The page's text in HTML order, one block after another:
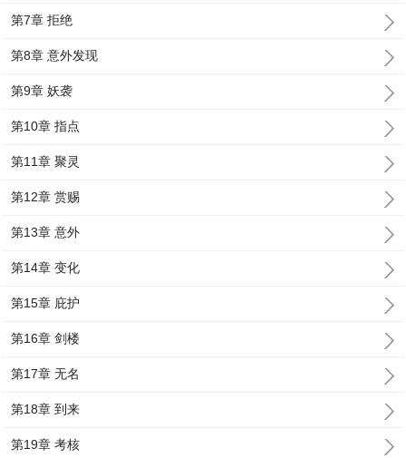
第7章 拒绝
第8章 意外发现
第9章 妖袭
第10章 指点
第11章 聚灵
第12章 赏赐
第13章 意外
第14章 变化
第15章 庇护
第16章 剑楼
第17章 无名
第18章 到来
第19章 考核